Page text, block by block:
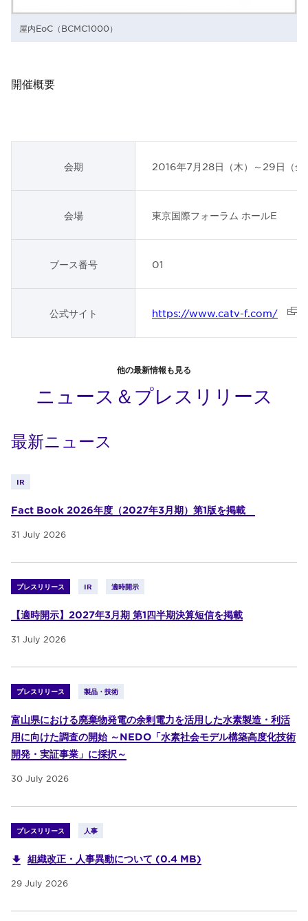
屋内EoC（BCMC1000）
開催概要
会期 2016年7月28日（木）～29日（金
会場 東京国際フォーラム ホールE
ブース番号 01
公式サイト https://www.catv-f.com/
他の最新情報も見る
ニュース＆プレスリリース
最新ニュース
IR
Fact Book 2026年度（2027年3月期）第1版を掲載
31 July 2026
プレスリリース IR 適時開示
【適時開示】2027年3月期 第1四半期決算短信を掲載
31 July 2026
プレスリリース 製品・技術
富山県における廃棄物発電の余剰電力を活用した水素製造・利活
用に向けた調査の開始 ～NEDO「水素社会モデル構築高度化技術
開発・実証事業」に採択～
30 July 2026
プレスリリース 人事
組織改正・人事異動について (0.4 MB)
29 July 2026